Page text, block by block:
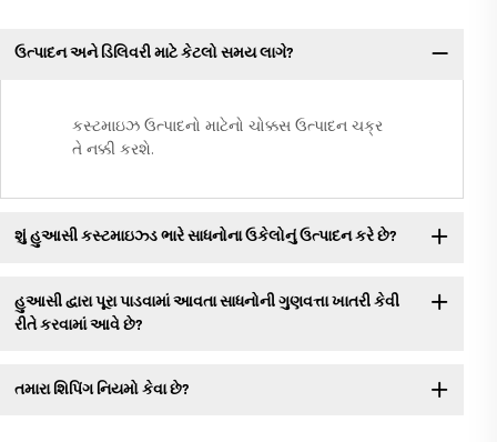
ઉત્પાદન અને ડિલિવરી માટે કેટલો સમય લાગે?
કસ્ટમાઇઝ ઉત્પાદનો માટેનો ચોક્કસ ઉત્પાદન ચક્ર
તે નક્કી કરશે.
શું હુઆસી કસ્ટમાઇઝ્ડ ભારે સાધનોના ઉકેલોનું ઉત્પાદન કરે છે?
હુઆસી દ્વારા પૂરા પાડવામાં આવતા સાધનોની ગુણવત્તા ખાતરી કેવી
રીતે કરવામાં આવે છે?
તમારા શિપિંગ નિયમો કેવા છે?